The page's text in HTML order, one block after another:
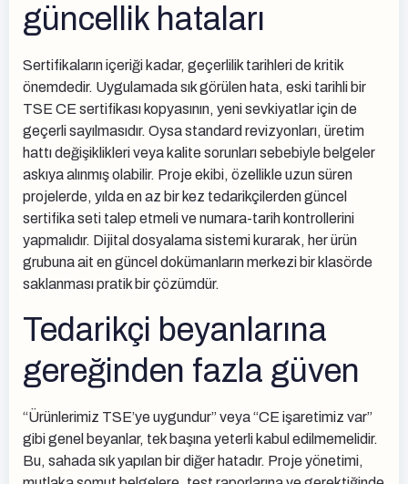
güncellik hataları
Sertifikaların içeriği kadar, geçerlilik tarihleri de kritik
önemdedir. Uygulamada sık görülen hata, eski tarihli bir
TSE CE sertifikası kopyasının, yeni sevkiyatlar için de
geçerli sayılmasıdır. Oysa standard revizyonları, üretim
hattı değişiklikleri veya kalite sorunları sebebiyle belgeler
askıya alınmış olabilir. Proje ekibi, özellikle uzun süren
projelerde, yılda en az bir kez tedarikçilerden güncel
sertifika seti talep etmeli ve numara-tarih kontrollerini
yapmalıdır. Dijital dosyalama sistemi kurarak, her ürün
grubuna ait en güncel dokümanların merkezi bir klasörde
saklanması pratik bir çözümdür.
Tedarikçi beyanlarına
gereğinden fazla güven
“Ürünlerimiz TSE’ye uygundur” veya “CE işaretimiz var”
gibi genel beyanlar, tek başına yeterli kabul edilmemelidir.
Bu, sahada sık yapılan bir diğer hatadır. Proje yönetimi,